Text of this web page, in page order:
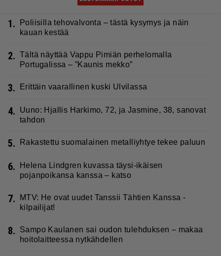
1.
Poliisilla tehovalvonta – tästä kysymys ja näin
kauan kestää
2. Tältä näyttää Vappu Pimiän perhelomalla
Portugalissa – ”Kaunis mekko”
3. Erittäin vaarallinen kuski Ulvilassa
4.
Uuno: Hjallis Harkimo, 72, ja Jasmine, 38, sanovat
tahdon
5. Rakastettu suomalainen metalliyhtye tekee paluun
6.
Helena Lindgren kuvassa täysi-ikäisen
pojanpoikansa kanssa – katso
7.
MTV: He ovat uudet Tanssii Tähtien Kanssa -
kilpailijat!
8.
Sampo Kaulanen sai oudon tulehduksen – makaa
hoitolaitteessa nytkähdellen